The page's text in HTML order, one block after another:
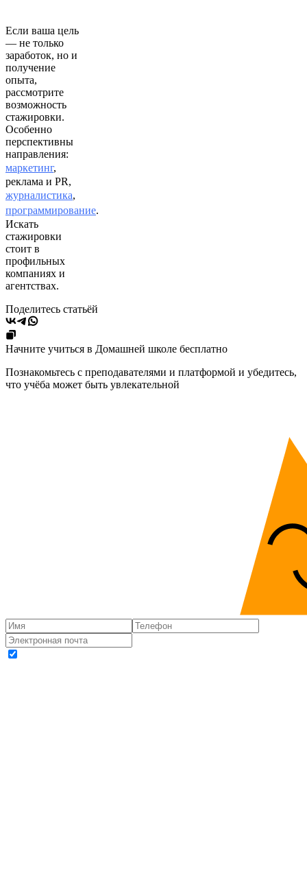
Если ваша цель
— не только
заработок, но и
получение
опыта,
рассмотрите
возможность
стажировки.
Особенно
перспективны
направления:
маркетинг,
реклама и PR,
журналистика,
программирование.
Искать
стажировки
стоит в
профильных
компаниях и
агентствах.
Поделитесь статьёй
Начните учиться в Домашней школе бесплатно
Познакомьтесь с преподавателями и платформой и убедитесь,
что учёба может быть увлекательной